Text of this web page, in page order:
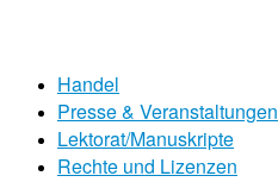
Handel
Presse & Veranstaltungen
Lektorat/Manuskripte
Rechte und Lizenzen